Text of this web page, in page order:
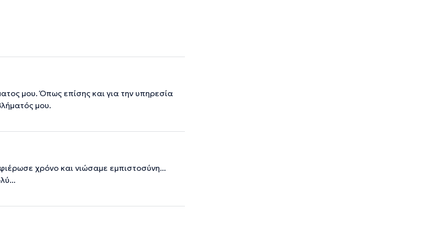
μου. Όπως επίσης και για την υπηρεσία
μου.
χρόνο και νιώσαμε εμπιστοσύνη...